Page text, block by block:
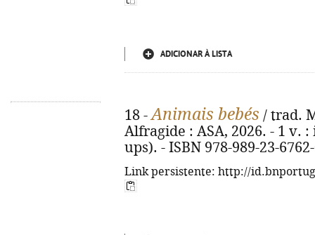
ADICIONAR À LISTA
18 -Animais bebés / trad.
Alfragide : ASA, 2026. - 1 v.
ups). - ISBN 978-989-23-
Link persistente: http://